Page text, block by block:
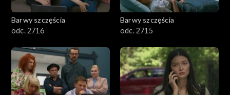
Barwy szczęścia
odc. 2716
Barwy szczęścia
odc. 2715